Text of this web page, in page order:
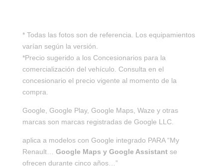
* Todas las fotos son de referencia. Los equipamientos
varían según la versión.
*Precio sugerido a los Concesionarios para la
comercialización del vehículo. Consulta en el
concesionario el precio vigente al momento de la
compra.
Google, Google Play, Google Maps, Waze y otras
marcas son marcas registradas de Google LLC.
aplica a modelos con Google integrado PARA “My
Renault…
Google Maps y Google Assistant se
ofrecen durante cinco años…”